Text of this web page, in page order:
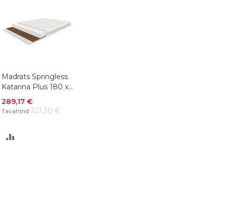
Madrats Springless
Katarina Plus 180 x
200 cm
Soodushind
289,17 €
Tavahind 321,30 €